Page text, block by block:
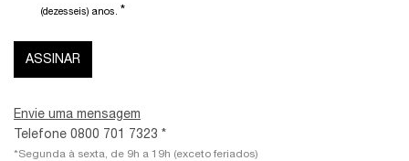
(dezesseis) anos. *
ASSINAR
Envie uma mensagem
Telefone 0800 701 7323 *
*Segunda à sexta, de 9h a 19h (exceto feriados)